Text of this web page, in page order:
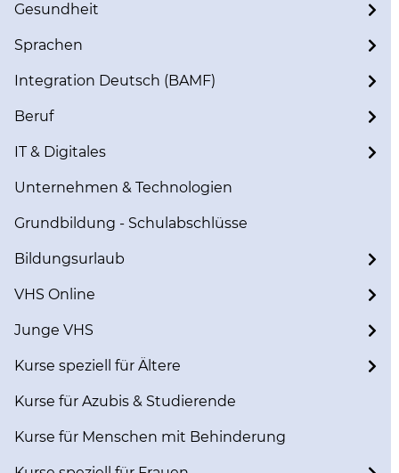
Gesundheit
Sprachen
Integration Deutsch (BAMF)
Beruf
IT & Digitales
Unternehmen & Technologien
Grundbildung - Schulabschlüsse
Bildungsurlaub
VHS Online
Junge VHS
Kurse speziell für Ältere
Kurse für Azubis & Studierende
Kurse für Menschen mit Behinderung